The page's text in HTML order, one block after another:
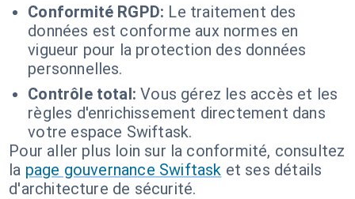
Conformité RGPD: Le traitement des
données est conforme aux normes en
vigueur pour la protection des données
personnelles.
Contrôle total: Vous gérez les accès et les
règles d'enrichissement directement dans
votre espace Swiftask.
Pour aller plus loin sur la conformité, consultez
la page gouvernance Swiftask et ses détails
d'architecture de sécurité.